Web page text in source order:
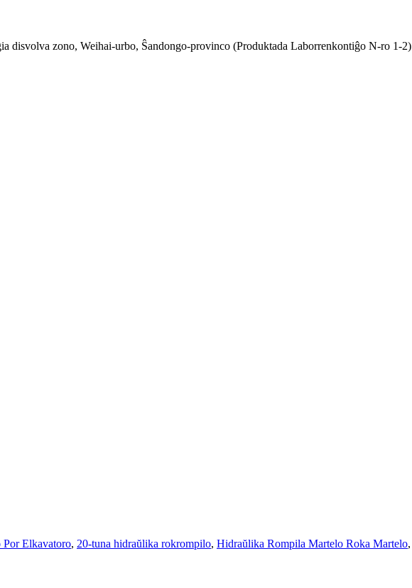
zono, Weihai-urbo, Ŝandongo-provinco (Produktada Laborrenkontiĝo N-ro 1-2)
Elkavatoro, 20-tuna hidraŭlika rokrompilo, Hidraŭlika Rompila Martelo Roka Martelo,